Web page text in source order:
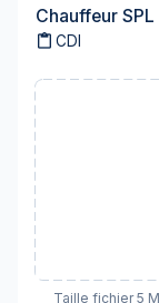
Chauffeur
content_paste CDI
Taille fichier 5